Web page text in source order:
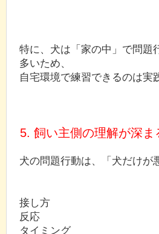
特に、犬は「家の中」で問題
多いため、
自宅環境で練習できるのは実
5. 飼い主側の理解が深ま
犬の問題行動は、「犬だけが
接し方
反応
タイミング